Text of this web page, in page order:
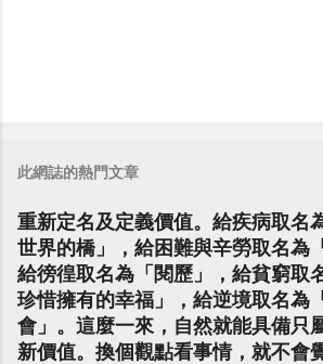
此網誌的熱門文章
重新定名及定義價值。給疾病取名
世界的橋」，給困難與辛勞取名為
給徬徨取名為「閱歷」，給貧窮取
珍惜擁有的幸福」，給逆境取名為
會」。這麼一來，自然就能具備只
新價值。換個觀點看事情，就不會